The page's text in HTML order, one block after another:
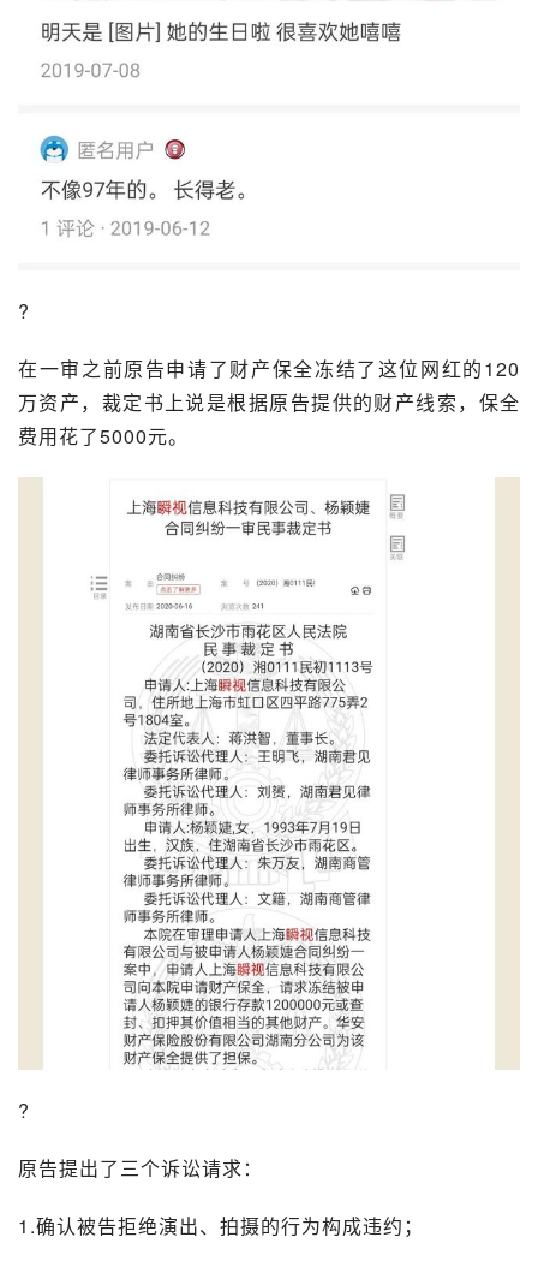
?
在一审之前原告申请了财产保全冻结了这位网红的120
万资产，裁定书上说是根据原告提供的财产线索，保全
费用花了5000元。
?
原告提出了三个诉讼请求：
1.确认被告拒绝演出、拍摄的行为构成违约；